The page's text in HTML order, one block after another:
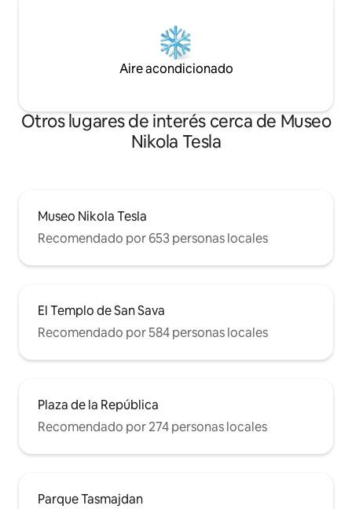
Aire acondicionado
Otros lugares de interés cerca de Museo
Nikola Tesla
Museo Nikola Tesla
Recomendado por 653 personas locales
El Templo de San Sava
Recomendado por 584 personas locales
Plaza de la República
Recomendado por 274 personas locales
Parque Tasmajdan